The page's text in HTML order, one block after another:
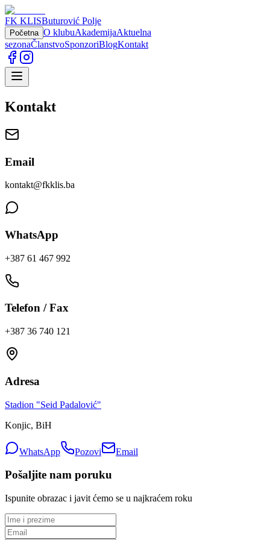
FK KLISButurović Polje
Početna O klubuAkademijaAktuelna
sezonaČlanstvoSponzoriBlogKontakt
Kontakt
Email
kontakt@fkklis.ba
WhatsApp
+387 61 467 992
Telefon / Fax
+387 36 740 121
Adresa
Stadion "Seid Padalović"
Konjic, BiH
WhatsApp Pozovi Email
Pošaljite nam poruku
Ispunite obrazac i javit ćemo se u najkraćem roku